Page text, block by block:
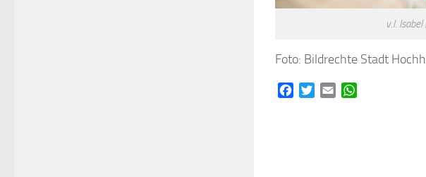
v.l.
Foto: Bildrechte Stadt
FacebookTwitterEmail